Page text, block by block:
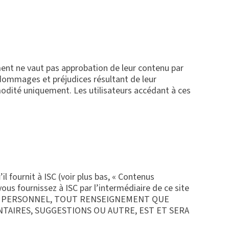
ne vaut pas approbation de leur contenu par
et préjudices résultant de leur
uniquement. Les utilisateurs accédant à ces
à ISC (voir plus bas, « Contenus
fournissez à ISC par l’intermédiaire de ce site
TOUT RENSEIGNEMENT QUE
SUGGESTIONS OU AUTRE, EST ET SERA